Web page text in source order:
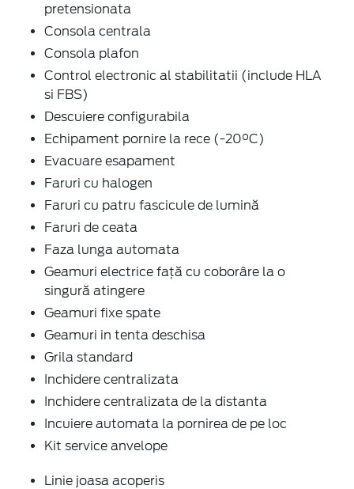
pretensionata
Consola centrala
Consola plafon
Control electronic al stabilitatii (include HLA
si FBS)
Descuiere configurabila
Echipament pornire la rece (-20°C)
Evacuare esapament
Faruri cu halogen
Faruri cu patru fascicule de lumină
Faruri de ceata
Faza lunga automata
Geamuri electrice faţă cu coborâre la o
singură atingere
Geamuri fixe spate
Geamuri in tenta deschisa
Grila standard
Inchidere centralizata
Inchidere centralizata de la distanta
Incuiere automata la pornirea de pe loc
Kit service anvelope
Linie joasa acoperis